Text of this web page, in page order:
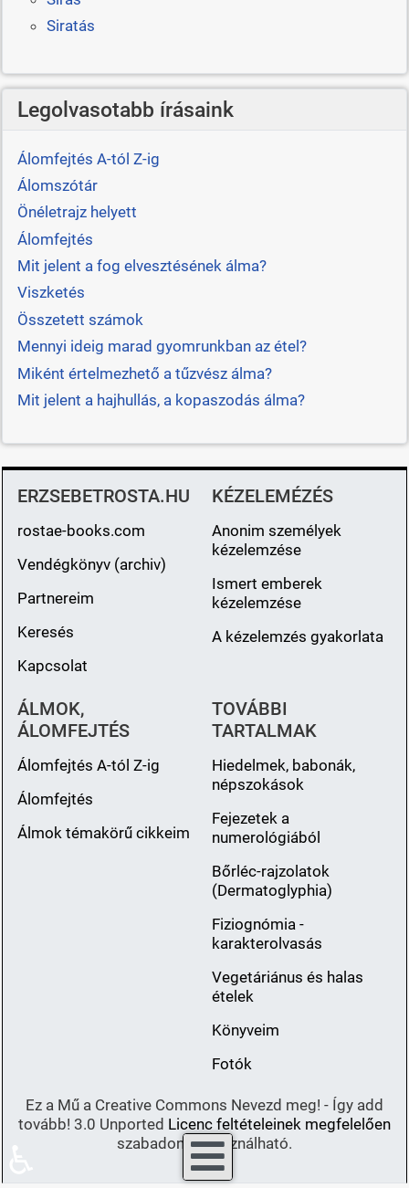
Siratás
Legolvasotabb írásaink
Álomfejtés A-tól Z-ig
Álomszótár
Önéletrajz helyett
Álomfejtés
Mit jelent a fog elvesztésének álma?
Viszketés
Összetett számok
Mennyi ideig marad gyomrunkban az étel?
Miként értelmezhető a tűzvész álma?
Mit jelent a hajhullás, a kopaszodás álma?
ERZSEBETROSTA.HU
rostae-books.com
Vendégkönyv (archiv)
Partnereim
Keresés
Kapcsolat
KÉZELEMÉZÉS
Anonim személyek
kézelemzése
Ismert emberek
kézelemzése
A kézelemzés gyakorlata
ÁLMOK,
ÁLOMFEJTÉS
Álomfejtés A-tól Z-ig
Álomfejtés
Álmok témakörű cikkeim
TOVÁBBI
TARTALMAK
Hiedelmek, babonák,
népszokások
Fejezetek a
numerológiából
Bőrléc-rajzolatok
(Dermatoglyphia)
Fiziognómia -
karakterolvasás
Vegetáriánus és halas
ételek
Könyveim
Fotók
Ez a Mű a Creative Commons Nevezd meg! - Így add
tovább! 3.0 Unported Licenc feltételeinek megfelelően
szabadon felhasználható.